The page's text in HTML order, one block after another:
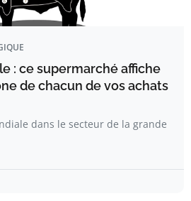
: ce supermarché affiche
de chacun de vos achats
dans le secteur de la grande